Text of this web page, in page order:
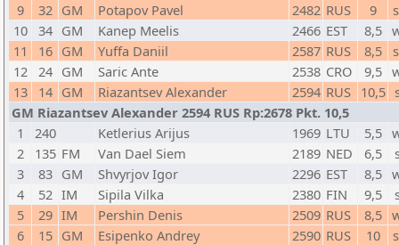
9
32 GM Potapov Pavel 2482 RUS 9
10 34 GM Kanep Meelis 2466 EST 8,5
11
16 GM Yuffa Daniil 2587 RUS 8,5
12 24 GM Saric Ante 2538 CRO 9,5
13
14 GM Riazantsev Alexander 2594 RUS 10,5
GM Riazantsev Alexander 2594 RUS Rp:2678 Pkt. 10,5
1
240 Ketlerius Arijus 1969 LTU 5,5
2
135 FM Van Dael Siem 2189 NED 6,5
3
83 GM Shvyrjov Igor 2296 EST 8,5
4
52 IM Sipila Vilka 2380 FIN 9,5
5
29 IM Pershin Denis 2509 RUS 8,5
6
15 GM Esipenko Andrey 2590 RUS 10